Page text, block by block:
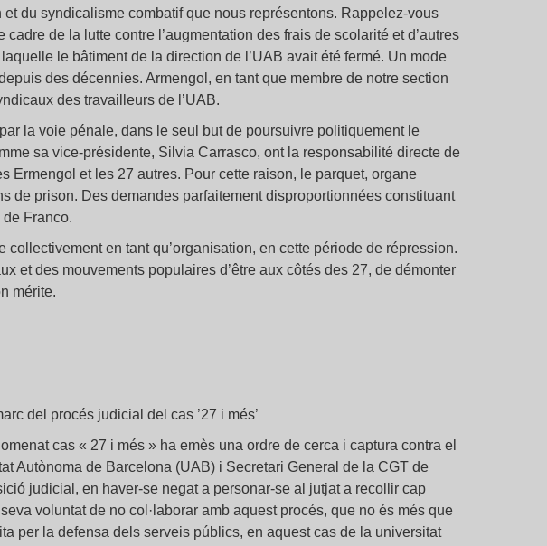
du syndicalisme combatif que nous représentons. Rappelez-vous
de la lutte contre l’augmentation des frais de scolarité et d’autres
le bâtiment de la direction de l’UAB avait été fermé. Un mode
des décennies. Armengol, en tant que membre de notre section
des travailleurs de l’UAB.
la voie pénale, dans le seul but de poursuivre politiquement le
sa vice-présidente, Silvia Carrasco, ont la responsabilité directe de
Ermengol et les 27 autres. Pour cette raison, le parquet, organe
de prison. Des demandes parfaitement disproportionnées constituant
Franco.
en tant qu’organisation, en cette période de répression.
et des mouvements populaires d’être aux côtés des 27, de démonter
mérite.
del procés judicial del cas ’27 i més’
cas « 27 i més » ha emès una ordre de cerca i captura contra el
Autònoma de Barcelona (UAB) i Secretari General de la CGT de
judicial, en haver-se negat a personar-se al jutjat a recollir cap
voluntat de no col·laborar amb aquest procés, que no és més que
per la defensa dels serveis públics, en aquest cas de la universitat